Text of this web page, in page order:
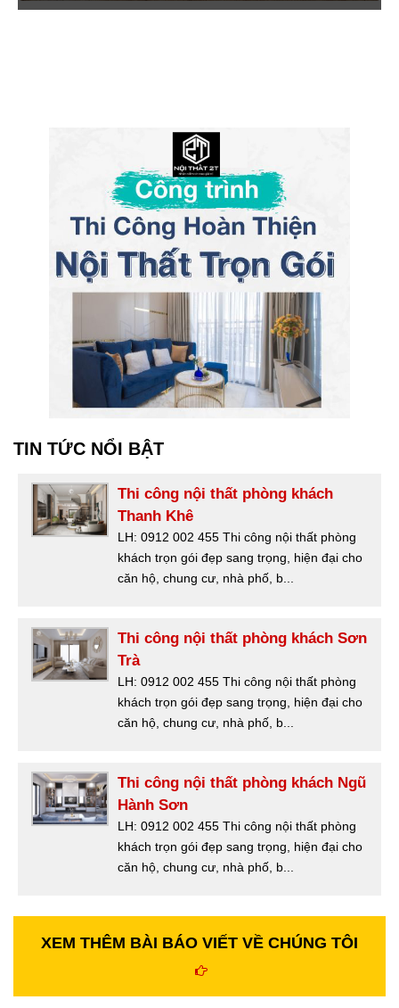
TIN TỨC NỔI BẬT
Thi công nội thất phòng khách
Thanh Khê
LH: 0912 002 455 Thi công nội thất phòng
khách trọn gói đẹp sang trọng, hiện đại cho
căn hộ, chung cư, nhà phố, b...
Thi công nội thất phòng khách Sơn
Trà
LH: 0912 002 455 Thi công nội thất phòng
khách trọn gói đẹp sang trọng, hiện đại cho
căn hộ, chung cư, nhà phố, b...
Thi công nội thất phòng khách Ngũ
Hành Sơn
LH: 0912 002 455 Thi công nội thất phòng
khách trọn gói đẹp sang trọng, hiện đại cho
căn hộ, chung cư, nhà phố, b...
XEM THÊM BÀI BÁO VIẾT VỀ CHÚNG TÔI